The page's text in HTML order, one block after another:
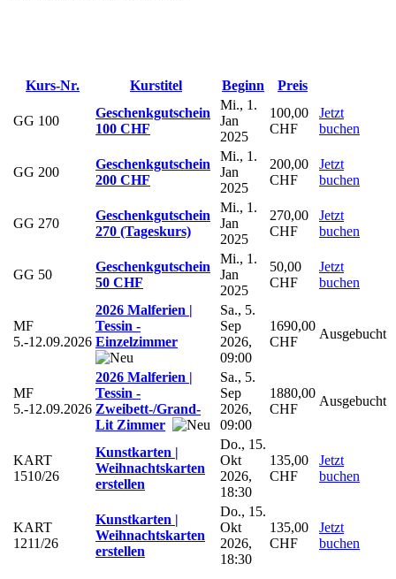
Kurs-Nr. Kurstitel Beginn Preis
GG 100
Geschenkgutschein
100 CHF
Mi., 1.
Jan
2025
100,00
CHF
Jetzt
buchen
GG 200
Geschenkgutschein
200 CHF
Mi., 1.
Jan
2025
200,00
CHF
Jetzt
buchen
GG 270
Geschenkgutschein
270 (Tageskurs)
Mi., 1.
Jan
2025
270,00
CHF
Jetzt
buchen
GG 50
Geschenkgutschein
50 CHF
Mi., 1.
Jan
2025
50,00
CHF
Jetzt
buchen
MF
5.-12.09.2026
2026 Malferien |
Tessin -
Einzelzimmer
Sa., 5.
Sep
2026,
09:00
1690,00
CHF
Ausgebucht
MF
5.-12.09.2026
2026 Malferien |
Tessin -
Zweibett-/Grand-
Lit Zimmer
Sa., 5.
Sep
2026,
09:00
1880,00
CHF
Ausgebucht
KART
1510/26
Kunstkarten |
Weihnachtskarten
erstellen
Do., 15.
Okt
2026,
18:30
135,00
CHF
Jetzt
buchen
KART
1211/26
Kunstkarten |
Weihnachtskarten
erstellen
Do., 15.
Okt
2026,
18:30
135,00
CHF
Jetzt
buchen